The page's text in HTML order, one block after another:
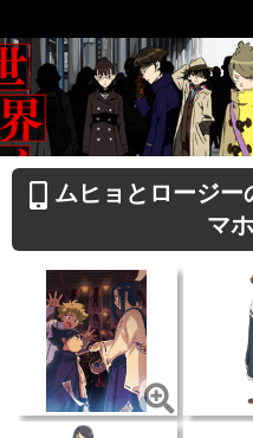
ムヒョとロージー
マ